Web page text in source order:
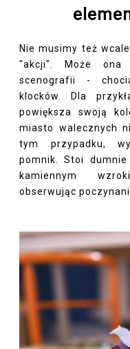
Nie musimy też
"akcji". Może ona
scenografii -
klocków. Dla
powiększa swoją
miasto walecznych
tym przypadku,
pomnik. Stoi
kamiennym
obserwując